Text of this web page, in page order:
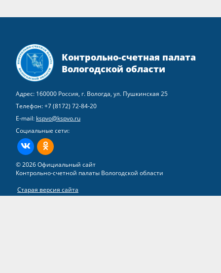
Контрольно-счетная палата
Вологодской области
Адрес: 160000 Россия, г. Вологда, ул. Пушкинская 25
Телефон:+7 (8172) 72-84-20
E-mail: kspvo@kspvo.ru
Социальные сети:
ВКонтактеОдноклассники
© 2026 Официальный сайт
Контрольно-счетной палаты Вологодской области
Старая версия сайта